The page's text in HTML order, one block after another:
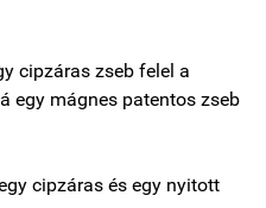
cipzáras zseb felel a
egy mágnes patentos zseb
cipzáras és egy nyitott